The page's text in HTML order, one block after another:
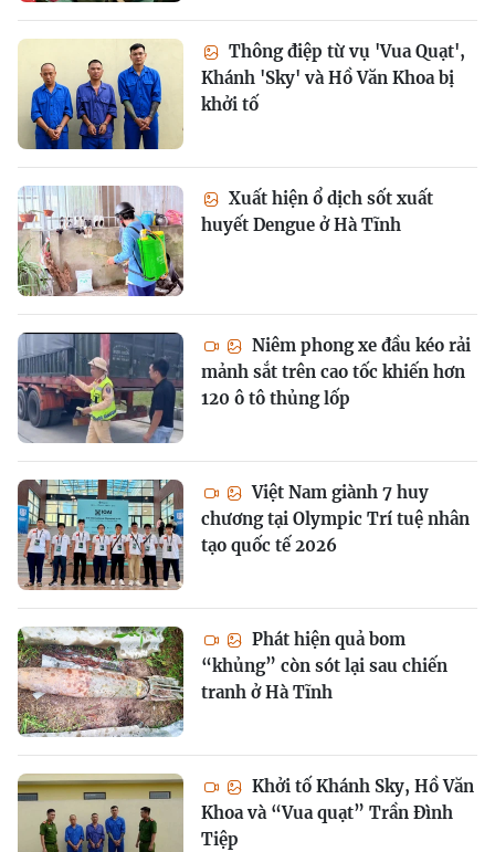
Thông điệp từ vụ 'Vua Quạt',
Khánh 'Sky' và Hồ Văn Khoa bị
khởi tố
Xuất hiện ổ dịch sốt xuất
huyết Dengue ở Hà Tĩnh
Niêm phong xe đầu kéo rải
mảnh sắt trên cao tốc khiến hơn
120 ô tô thủng lốp
Việt Nam giành 7 huy
chương tại Olympic Trí tuệ nhân
tạo quốc tế 2026
Phát hiện quả bom
“khủng” còn sót lại sau chiến
tranh ở Hà Tĩnh
Khởi tố Khánh Sky, Hồ Văn
Khoa và “Vua quạt” Trần Đình
Tiệp